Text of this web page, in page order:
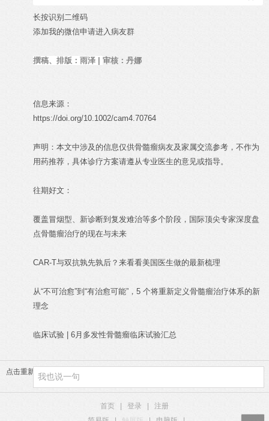
长按识别二维码
添加我的微信申请进入病友群
撰稿、排版：雨泽 审核：丹娜
信息来源：
https://doi.org/10.1002/cam4.70764
声明：本文中涉及的信息仅供骨髓瘤病友及家属交流参考，不作为
用药推荐，具体诊疗方案请遵从专业医生的意见或指导。
往期好文：
覆盖冒烟型、新诊断到复发难治等多个阶段，国际顶尖专家深度盘
点骨髓瘤治疗的现在与未来
CAR-T与双抗孰先孰后？来看看美国医生做的最新梳理
从“不可治愈”到“有治愈可能”，5 个将重新定义骨髓瘤治疗体系的新
理念
临床试验 | 6月多发性骨髓瘤临床试验汇总
点击重新加载
首页 | 登录 |
注册